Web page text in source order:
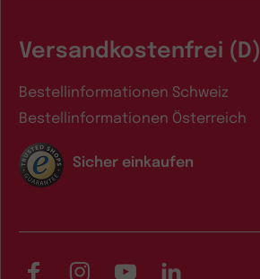
Versandkostenfrei (D)
Bestellinformationen Schweiz
Bestellinformationen Österreich
Sicher einkaufen
FacebookInstagramYouTubeLinkedIn